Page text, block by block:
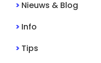
> Nieuws & Blog
> Info
> Tips